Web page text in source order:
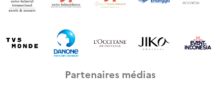
Partenaires médias